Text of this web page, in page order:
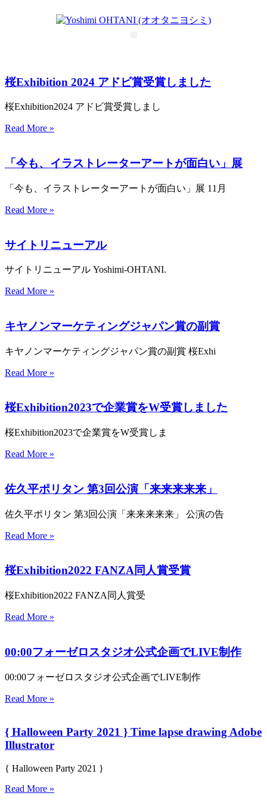
ス
ッ
プ
ュ
桜Exhibition 2024 アドビ賞受賞しました
桜Exhibition2024 アドビ賞受賞しまし
Read More »
「今も、イラストレーターアートが面白い」展
「今も、イラストレーターアートが面白い」展 11月
Read More »
サイトリニューアル
サイトリニューアル Yoshimi-OHTANI.
Read More »
キヤノンマーケティングジャパン賞の副賞
キヤノンマーケティングジャパン賞の副賞 桜Exhi
Read More »
桜Exhibition2023で企業賞をW受賞しました
桜Exhibition2023で企業賞をW受賞しま
Read More »
佐久平ポリタン 第3回公演「来来来来来」
佐久平ポリタン 第3回公演「来来来来来」 公演の告
Read More »
桜Exhibition2022 FANZA同人賞受賞
桜Exhibition2022 FANZA同人賞受
Read More »
00:00フォーゼロスタジオ公式企画でLIVE制作
00:00フォーゼロスタジオ公式企画でLIVE制作
Read More »
{ Halloween Party 2021 } Time lapse drawing Adobe
Illustrator
{ Halloween Party 2021 }
Read More »